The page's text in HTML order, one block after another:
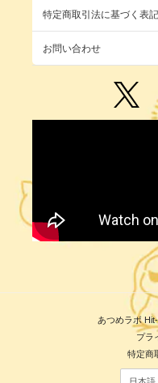
特定商取引法に基づく表記
お問い合わせ
あつめラボ
プラ
特定商